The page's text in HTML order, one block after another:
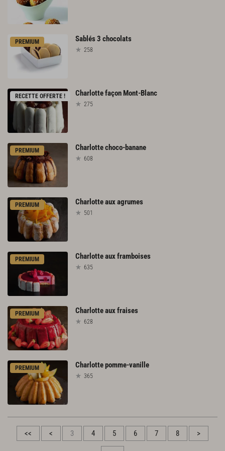
PREMIUM Sablés3 chocolats
258
RECETTE OFFERTE ! Charlottefaçon Mont-Blanc
275
PREMIUM Charlottechoco-banane
608
PREMIUM Charlotteauxagrumes
501
PREMIUM Charlotteauxframboises
635
PREMIUM Charlotteauxfraises
628
PREMIUM Charlottepomme-vanille
365
<< < 3 4 5 6 7 8 >